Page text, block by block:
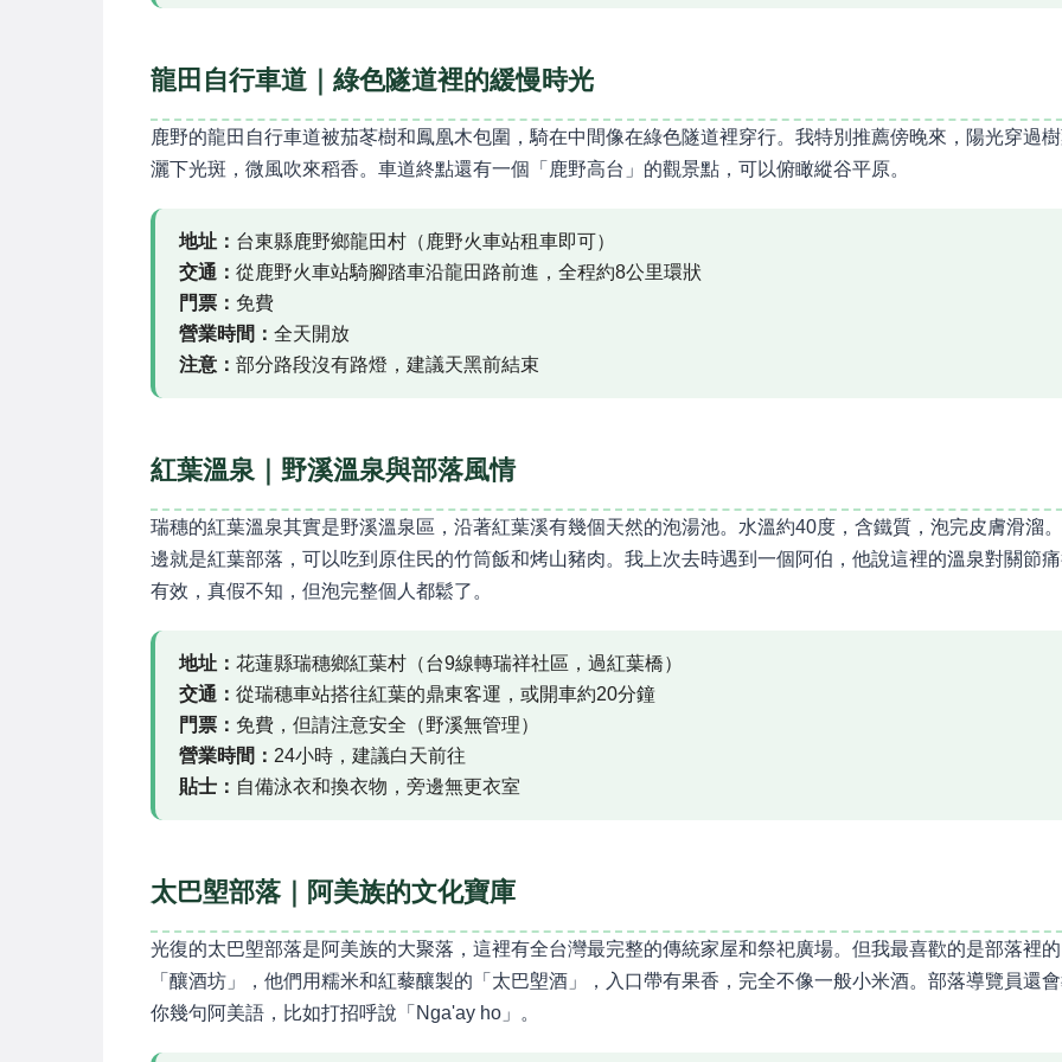
龍田自行車道｜綠色隧道裡的緩慢時光
鹿野的龍田自行車道被茄苳樹和鳳凰木包圍，騎在中間像在綠色隧道裡穿行。我特別推薦傍晚來，陽光穿過
灑下光斑，微風吹來稻香。車道終點還有一個「鹿野高台」的觀景點，可以俯瞰縱谷平原。
地址： 台東縣鹿野鄉龍田村（鹿野火車站租車即可）
交通： 從鹿野火車站騎腳踏車沿龍田路前進，全程約8公里環狀
門票： 免費
營業時間： 全天開放
注意： 部分路段沒有路燈，建議天黑前結束
紅葉溫泉｜野溪溫泉與部落風情
瑞穗的紅葉溫泉其實是野溪溫泉區，沿著紅葉溪有幾個天然的泡湯池。水溫約40度，含鐵質，泡完皮膚滑溜
邊就是紅葉部落，可以吃到原住民的竹筒飯和烤山豬肉。我上次去時遇到一個阿伯，他說這裡的溫泉對關節
有效，真假不知，但泡完整個人都鬆了。
地址： 花蓮縣瑞穗鄉紅葉村（台9線轉瑞祥社區，過紅葉橋）
交通： 從瑞穗車站搭往紅葉的鼎東客運，或開車約20分鐘
門票： 免費，但請注意安全（野溪無管理）
營業時間： 24小時，建議白天前往
貼士： 自備泳衣和換衣物，旁邊無更衣室
太巴塱部落｜阿美族的文化寶庫
光復的太巴塱部落是阿美族的大聚落，這裡有全台灣最完整的傳統家屋和祭祀廣場。但我最喜歡的是部落裡的
「釀酒坊」，他們用糯米和紅藜釀製的「太巴塱酒」，入口帶有果香，完全不像一般小米酒。部落導覽員還
你幾句阿美語，比如打招呼說「Nga'ay ho」。